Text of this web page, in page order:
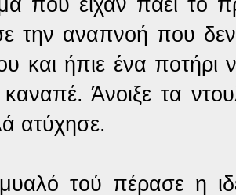
την αναπνοή που
και ήπιε ένα
Άνοιξε τα
ατύχησε.
τού πέρασε η